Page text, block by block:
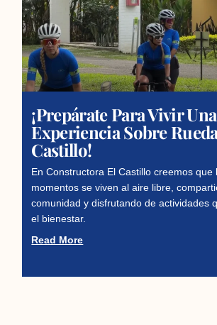
¡Prepárate Para Vivir Una
Experiencia Sobre
Castillo!
En Constructora El Castillo creemos que
momentos se viven al aire libre,
comunidad y disfrutando de actividades
el bienestar.
Read More